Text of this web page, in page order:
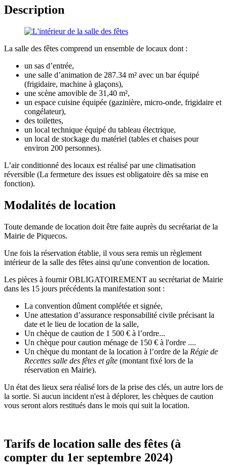
Description
La salle des fêtes comprend un ensemble de locaux dont :
un sas d’entrée,
une salle d’animation de 287.34 m² avec un bar équipé
(frigidaire, machine à glaçons),
une scène amovible de 31,40 m²,
un espace cuisine équipée (gazinière, micro-onde, frigidaire et
congélateur),
des toilettes,
un local technique équipé du tableau électrique,
un local de stockage du matériel (tables et chaises pour
environ 200 personnes).
L’air conditionné des locaux est réalisé par une climatisation
réversible (La fermeture des issues est obligatoire dès sa mise en
fonction).
Modalités de location
Toute demande de location doit être faite auprès du secrétariat de la
Mairie de Piquecos.
Une fois la réservation établie, il vous sera remis un règlement
intérieur de la salle des fêtes ainsi qu'une convention de location.
Les pièces à fournir OBLIGATOIREMENT au secrétariat de Mairie
dans les 15 jours précédents la manifestation sont :
La convention dûment complétée et signée,
Une attestation d’assurance responsabilité civile précisant la
date et le lieu de location de la salle,
Un chèque de caution de 1 500 € à l’ordre...
Un chèque pour caution ménage de 150 € à l'ordre ....
Un chèque du montant de la location à l’ordre de la Régie de
Recettes salle des fêtes et gîte (montant fixé lors de la
réservation en Mairie).
Un état des lieux sera réalisé lors de la prise des clés, un autre lors de
la sortie. Si aucun incident n'est à déplorer, les chèques de caution
vous seront alors restitués dans le mois qui suit la location.
Tarifs de location salle des fêtes (à
compter du 1er septembre 2024)